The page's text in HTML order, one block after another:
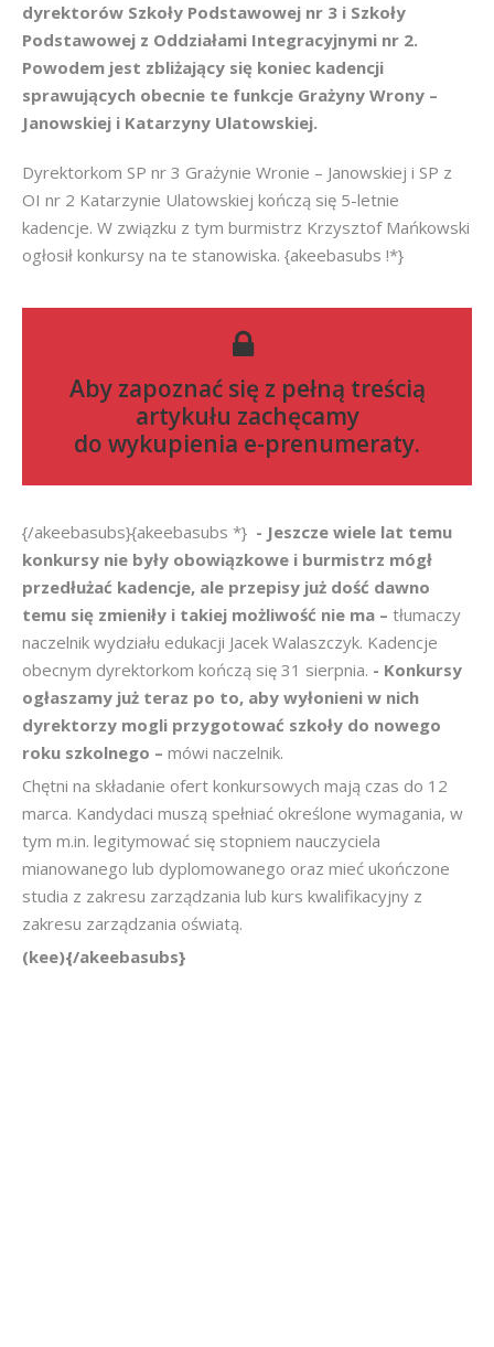
dyrektorów Szkoły Podstawowej nr 3 i Szkoły
Podstawowej z Oddziałami Integracyjnymi nr 2.
Powodem jest zbliżający się koniec kadencji
sprawujących obecnie te funkcje Grażyny Wrony –
Janowskiej i Katarzyny Ulatowskiej.
Dyrektorkom SP nr 3 Grażynie Wronie – Janowskiej i SP z
OI nr 2 Katarzynie Ulatowskiej kończą się 5-letnie
kadencje. W związku z tym burmistrz Krzysztof Mańkowski
ogłosił konkursy na te stanowiska. {akeebasubs !*}
Aby zapoznać się z pełną treścią
artykułu zachęcamy
do wykupienia e-prenumeraty.
{/akeebasubs}{akeebasubs *} - Jeszcze wiele lat temu
konkursy nie były obowiązkowe i burmistrz mógł
przedłużać kadencje, ale przepisy już dość dawno
temu się zmieniły i takiej możliwość nie ma – tłumaczy
naczelnik wydziału edukacji Jacek Walaszczyk. Kadencje
obecnym dyrektorkom kończą się 31 sierpnia. - Konkursy
ogłaszamy już teraz po to, aby wyłonieni w nich
dyrektorzy mogli przygotować szkoły do nowego
roku szkolnego – mówi naczelnik.
Chętni na składanie ofert konkursowych mają czas do 12
marca. Kandydaci muszą spełniać określone wymagania, w
tym m.in. legitymować się stopniem nauczyciela
mianowanego lub dyplomowanego oraz mieć ukończone
studia z zakresu zarządzania lub kurs kwalifikacyjny z
zakresu zarządzania oświatą.
(kee){/akeebasubs}